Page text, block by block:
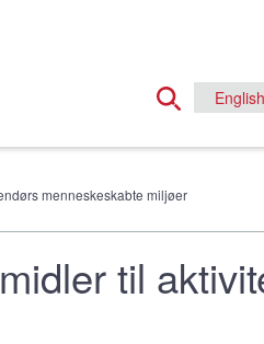
English
menneskeskabte miljøer
til